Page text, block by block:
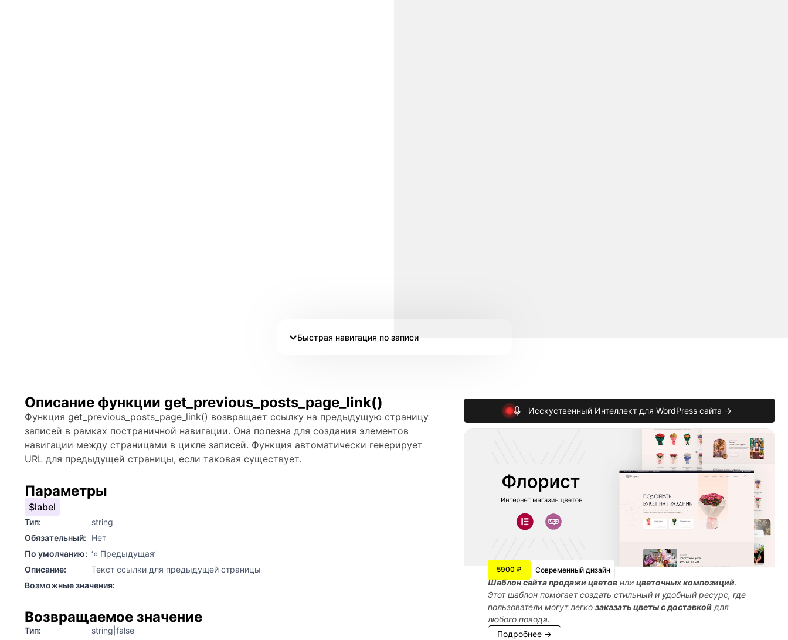
Быстрая навигация по записи
Описание функции get_previous_posts_page_link()
Функция get_previous_posts_page_link() возвращает ссылку на предыдущую страницу
записей в рамках постраничной навигации. Она полезна для создания элементов
навигации между страницами в цикле записей. Функция автоматически генерирует
URL для предыдущей страницы, если таковая существует.
Параметры
$label
Тип:
string
Обязательный:
Нет
По умолчанию: ‘« Предыдущая’
Описание:
Текст ссылки для предыдущей страницы
Возможные значения:
Возвращаемое значение
Тип:
string|false
Исскуственный Интеллект для WordPress сайта →
5900 ₽ Современный дизайн
Шаблон сайта продажи цветов илицветочных композиций.
Этот шаблон помогает создать стильный и удобный ресурс, где
пользователи могут легкозаказать цветы с доставкойдля
любого повода.
Подробнее →